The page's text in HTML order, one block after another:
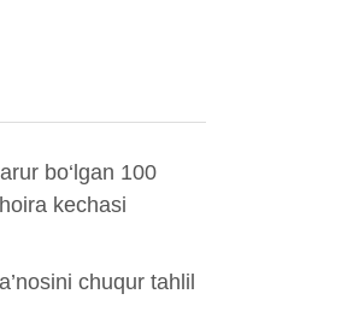
bo‘lgan 100
kechasi
chuqur tahlil